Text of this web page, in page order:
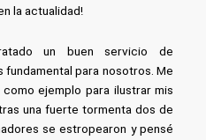
la actualidad!
un buen servicio de
para nosotros. Me
ejemplo para ilustrar mis
una fuerte tormenta dos de
se estropearon y pensé